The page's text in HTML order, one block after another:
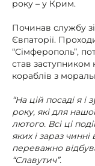
року – у Крим.
Починав службу
Євпаторії.
“Сімферополь”,
став
кораблів з
“На цій посаді я і
року, які для
лютого. Всі ці
яких і зараз
переважно
“Славутич”.